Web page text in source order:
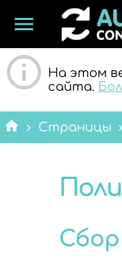
menu
На этом
сайта.
home Страницы